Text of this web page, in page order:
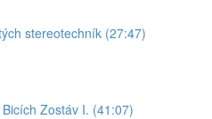
stereotechník (27:47)
Zostáv I. (41:07)